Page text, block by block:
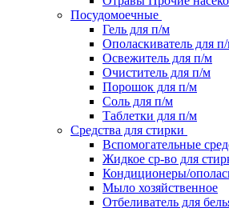
Посудомоечные
Гель для п/м
Ополаскиватель для
Освежитель для п/м
Очиститель для п/м
Порошок для п/м
Соль для п/м
Таблетки для п/м
Средства для стирки
Вспомогательные
Жидкое ср-во для
Кондиционеры/
Мыло хозяйственное
Отбеливатель для